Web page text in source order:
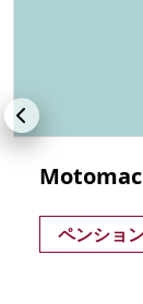
ペンショ